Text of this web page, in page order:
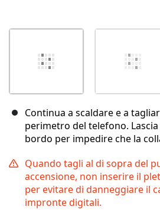
Continua a scaldare e a
perimetro del telefono.
bordo per impedire che la
Quando tagli al di sopra del
accensione, non inserire il
per evitare di danneggiare il
impronte digitali.